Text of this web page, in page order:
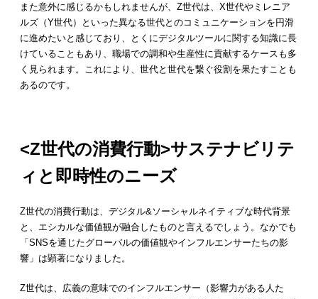
また意外に感じるかもしれませんが、Z世代は、X世代やミレニア
ルズ（Y世代）といった異なる世代とのコミュニケーションを円滑
に進めたいと感じており、とくにデジタルツールに関する知識に長
けていることもあり、職場での調和や生産性に貢献するケースも多
く見られます。これにより、世代と世代を繋ぐ役割を果たすことも
あるのです。
<Z世代の消費行動>サステナビリテ
ィと即時性のニーズ
Z世代の消費行動は、デジタル&ソーシャルネイティブな時代背景
と、エシカルな価値観が融合したものと言えるでしょう。なかでも
「SNSを通じたグローバルの価値観やインフルエンサーたちの影
響」は顕著になりました。
Z世代は、広義の意味でのインフルエンサー（影響力がある人た